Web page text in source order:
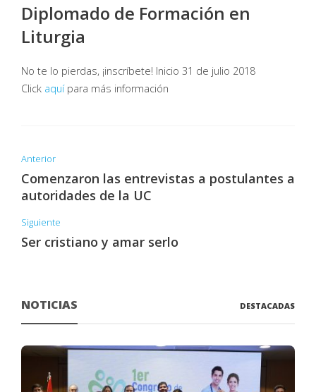
Diplomado de Formación en
Liturgia
No te lo pierdas, ¡inscríbete! Inicio 31 de julio 2018
Click aquípara más información
Anterior
Comenzaron las entrevistas a postulantes a
autoridades de la UC
Siguiente
Ser cristiano y amar serlo
NOTICIAS DESTACADAS